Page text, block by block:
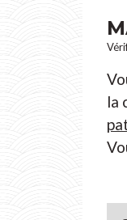
la